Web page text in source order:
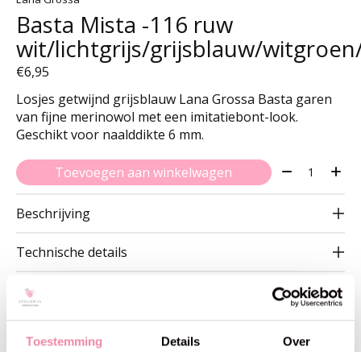
Toestemming Details Over
Basta Mista -116 ruw
wit/lichtgrijs/grijsblauw/
€6,95
Losjes getwijnd grijsblauw Lana Grossa Basta garen
van fijne merinowol met een imitatiebont-look.
Geschikt voor naalddikte 6 mm.
Toevoegen aan winkelwagen Aantal:
Beschrijving
Technische details